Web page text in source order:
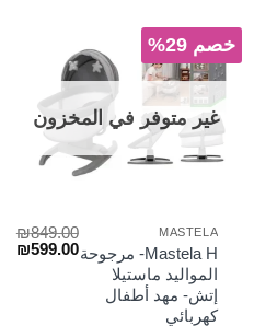
السعر
الحالي
خصم 29%
غير متوفر في المخزون
MASTELA
Mastela H- مرجوحة
المواليد ماستيلا
إتش- مهد أطفال
كهربائي
₪849.00
السعر ₪599.00